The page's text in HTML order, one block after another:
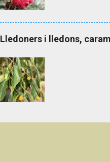
Lledoners i lledons,